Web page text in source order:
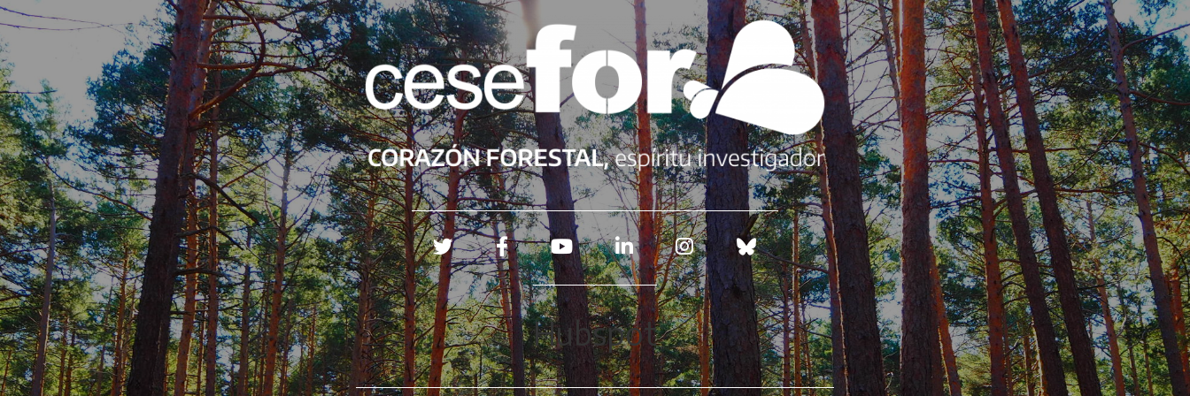
Redes sociales
Hubspot